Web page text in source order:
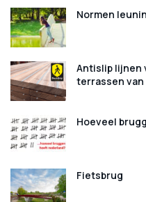
Normen
Antislip lijnen
terrassen
Hoeveel
Fietsbrug